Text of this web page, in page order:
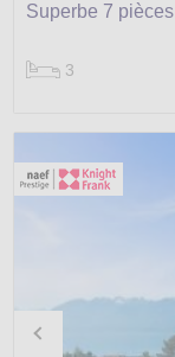
Superbe 7
3